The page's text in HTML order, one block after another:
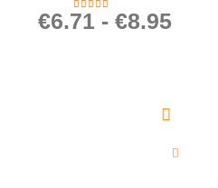
4.34 out of 5
€6.71 - €8.95